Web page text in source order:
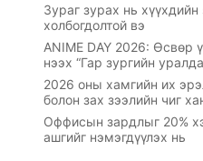
Зураг зурах нь
холбогдолтой вэ
ANIME DAY 2026: Өсвөр
нээх “Гар зургийн
2026 оны хамгийн их
болон зах зээлийн чиг
Оффисын зардлыг 20%
ашгийг нэмэгдүүлэх нь